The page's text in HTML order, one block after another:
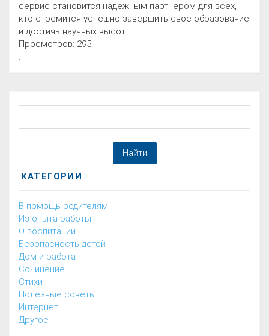
сервис становится надежным партнером для всех,
кто стремится успешно завершить свое образование
и достичь научных высот.
Просмотров: 295
.
КАТЕГОРИИ
В помощь родителям
Из опыта работы
О воспитании...
Безопасность детей
Дом и работа
Cочинение
Cтихи
Полезные советы
Интернет
Другое